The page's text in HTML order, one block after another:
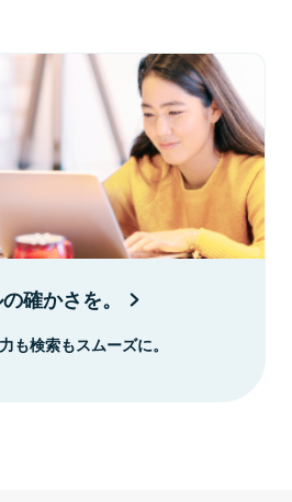
確かさを。
も検索もスムーズに。